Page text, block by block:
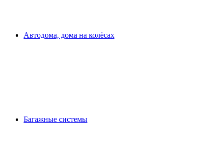
Автодома, дома на колёсах
Багажные системы